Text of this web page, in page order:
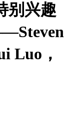
别兴趣
Luo，